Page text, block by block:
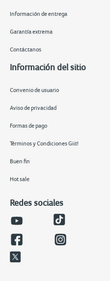
Información de entrega
Garantía extrema
Contáctanos
Información del sitio
Convenio de usuario
Aviso de privacidad
Formas de pago
Términos y Condiciones Giit!
Buen fin
Hot sale
Redes sociales